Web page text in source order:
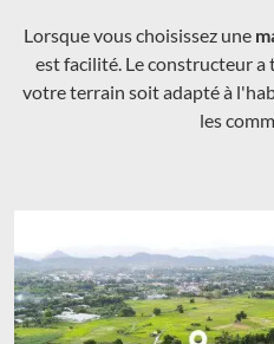
Lorsque vous choisissez une
est facilité. Le constructeur
votre terrain soit adapté à
les